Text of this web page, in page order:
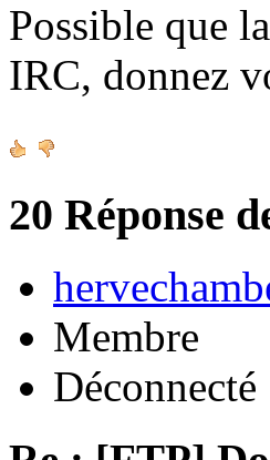
Possible que
IRC, donnez
20 Réponse
Membre
Déconnecté